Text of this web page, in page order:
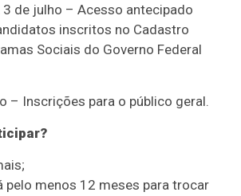
3 de julho – Acesso antecipado
inscritos no Cadastro
Sociais do Governo Federal
– Inscrições para o público geral.
pelo menos 12 meses para trocar